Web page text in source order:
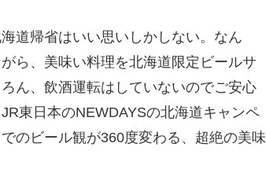
道帰省はいい思いしかしない。なん
ら、美味い料理を北海道限定ビールサ
ん、飲酒運転はしていないのでご安心
東日本のNEWDAYSの北海道キャンペ
のビール観が360度変わる、超絶の美味